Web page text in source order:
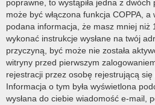
poprawne, to wystąpiła jedna z
może być włączona funkcja COPPA,
podana informacja, że masz mniej niż
wykonać instrukcje wysłane na twój
przyczyną, być może nie została
witryny przed pierwszym
rejestracji przez osobę rejestrującą
Informacja o tym była wyświetlona
wysłana do ciebie wiadomość e-mail,